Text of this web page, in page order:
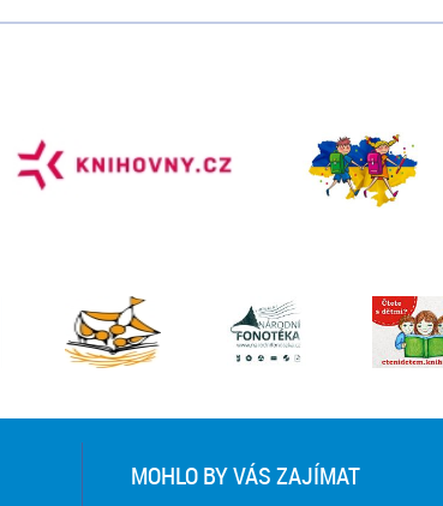
MOHLO BY VÁS ZAJÍMAT